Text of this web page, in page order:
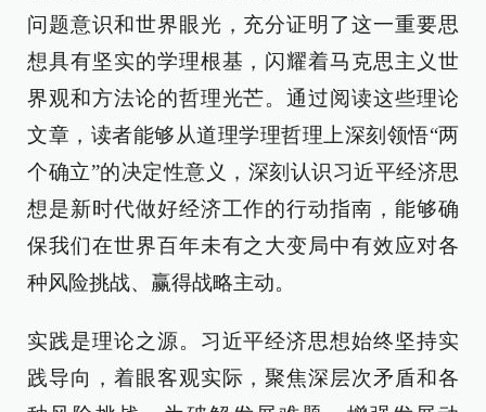
问题意识和世界眼光，充分证明了这一重要思
想具有坚实的学理根基，闪耀着马克思主义世
界观和方法论的哲理光芒。通过阅读这些理论
文章，读者能够从道理学理哲理上深刻领悟“两
个确立”的决定性意义，深刻认识习近平经济思
想是新时代做好经济工作的行动指南，能够确
保我们在世界百年未有之大变局中有效应对各
种风险挑战、赢得战略主动。
实践是理论之源。习近平经济思想始终坚持实
践导向，着眼客观实际，聚焦深层次矛盾和各